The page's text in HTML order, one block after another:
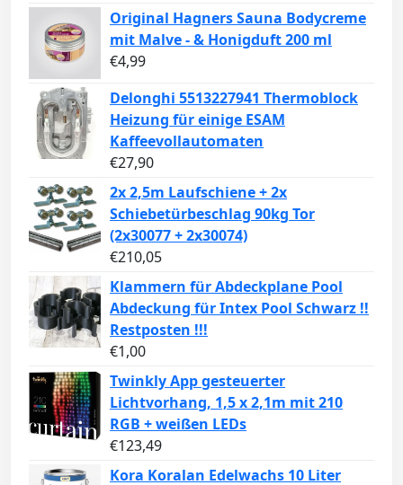
Original Hagners Sauna Bodycreme
mit Malve - & Honigduft 200 ml
€4,99
Delonghi 5513227941 Thermoblock
Heizung für einige ESAM
Kaffeevollautomaten
€27,90
2x 2,5m Laufschiene + 2x
Schiebetürbeschlag 90kg Tor
(2x30077 + 2x30074)
€210,05
Klammern für Abdeckplane Pool
Abdeckung für Intex Pool Schwarz !!
Restposten !!!
€1,00
Twinkly App gesteuerter
Lichtvorhang, 1,5 x 2,1m mit 210
RGB + weißen LEDs
€123,49
Kora Koralan Edelwachs 10 Liter